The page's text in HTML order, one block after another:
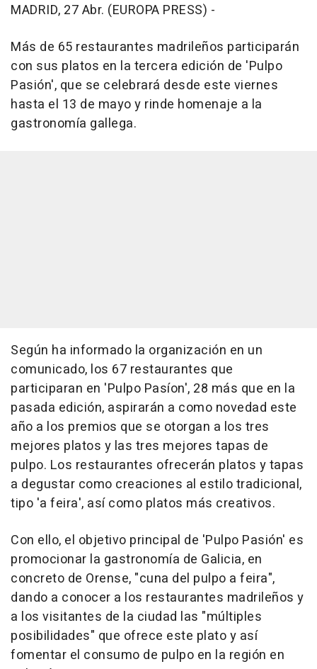
MADRID, 27 Abr. (EUROPA PRESS) -
Más de 65 restaurantes madrileños participarán
con sus platos en la tercera edición de 'Pulpo
Pasión', que se celebrará desde este viernes
hasta el 13 de mayo y rinde homenaje a la
gastronomía gallega.
Según ha informado la organización en un
comunicado, los 67 restaurantes que
participaran en 'Pulpo Pasíon', 28 más que en la
pasada edición, aspirarán a como novedad este
año a los premios que se otorgan a los tres
mejores platos y las tres mejores tapas de
pulpo. Los restaurantes ofrecerán platos y tapas
a degustar como creaciones al estilo tradicional,
tipo 'a feira', así como platos más creativos.
Con ello, el objetivo principal de 'Pulpo Pasión' es
promocionar la gastronomía de Galicia, en
concreto de Orense, "cuna del pulpo a feira",
dando a conocer a los restaurantes madrileños y
a los visitantes de la ciudad las "múltiples
posibilidades" que ofrece este plato y así
fomentar el consumo de pulpo en la región en